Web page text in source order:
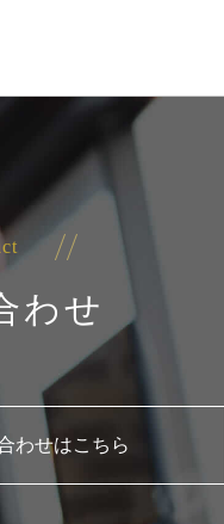
わせ
わせはこちら